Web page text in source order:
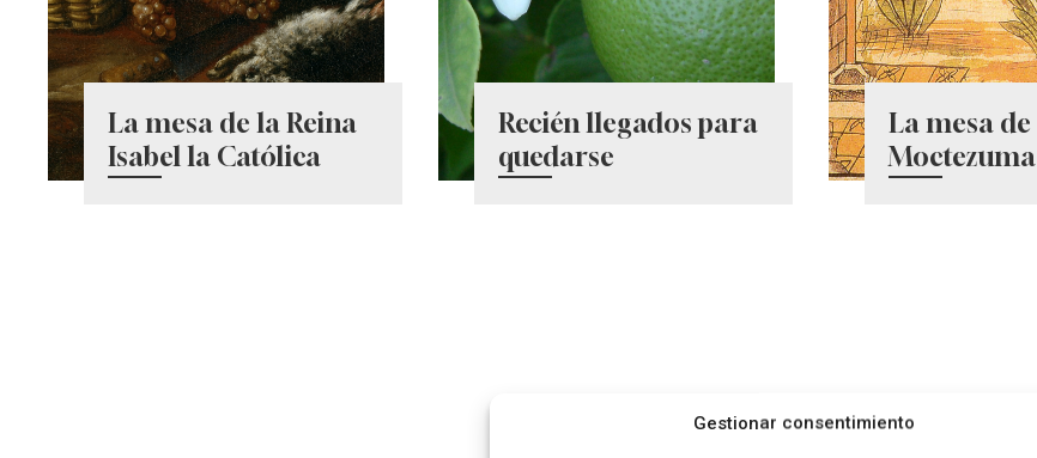
Gestionar consentimiento
La mesa de la Reina
Isabel la Católica
Recién llegados para
quedarse
La mesa de
Moctezuma